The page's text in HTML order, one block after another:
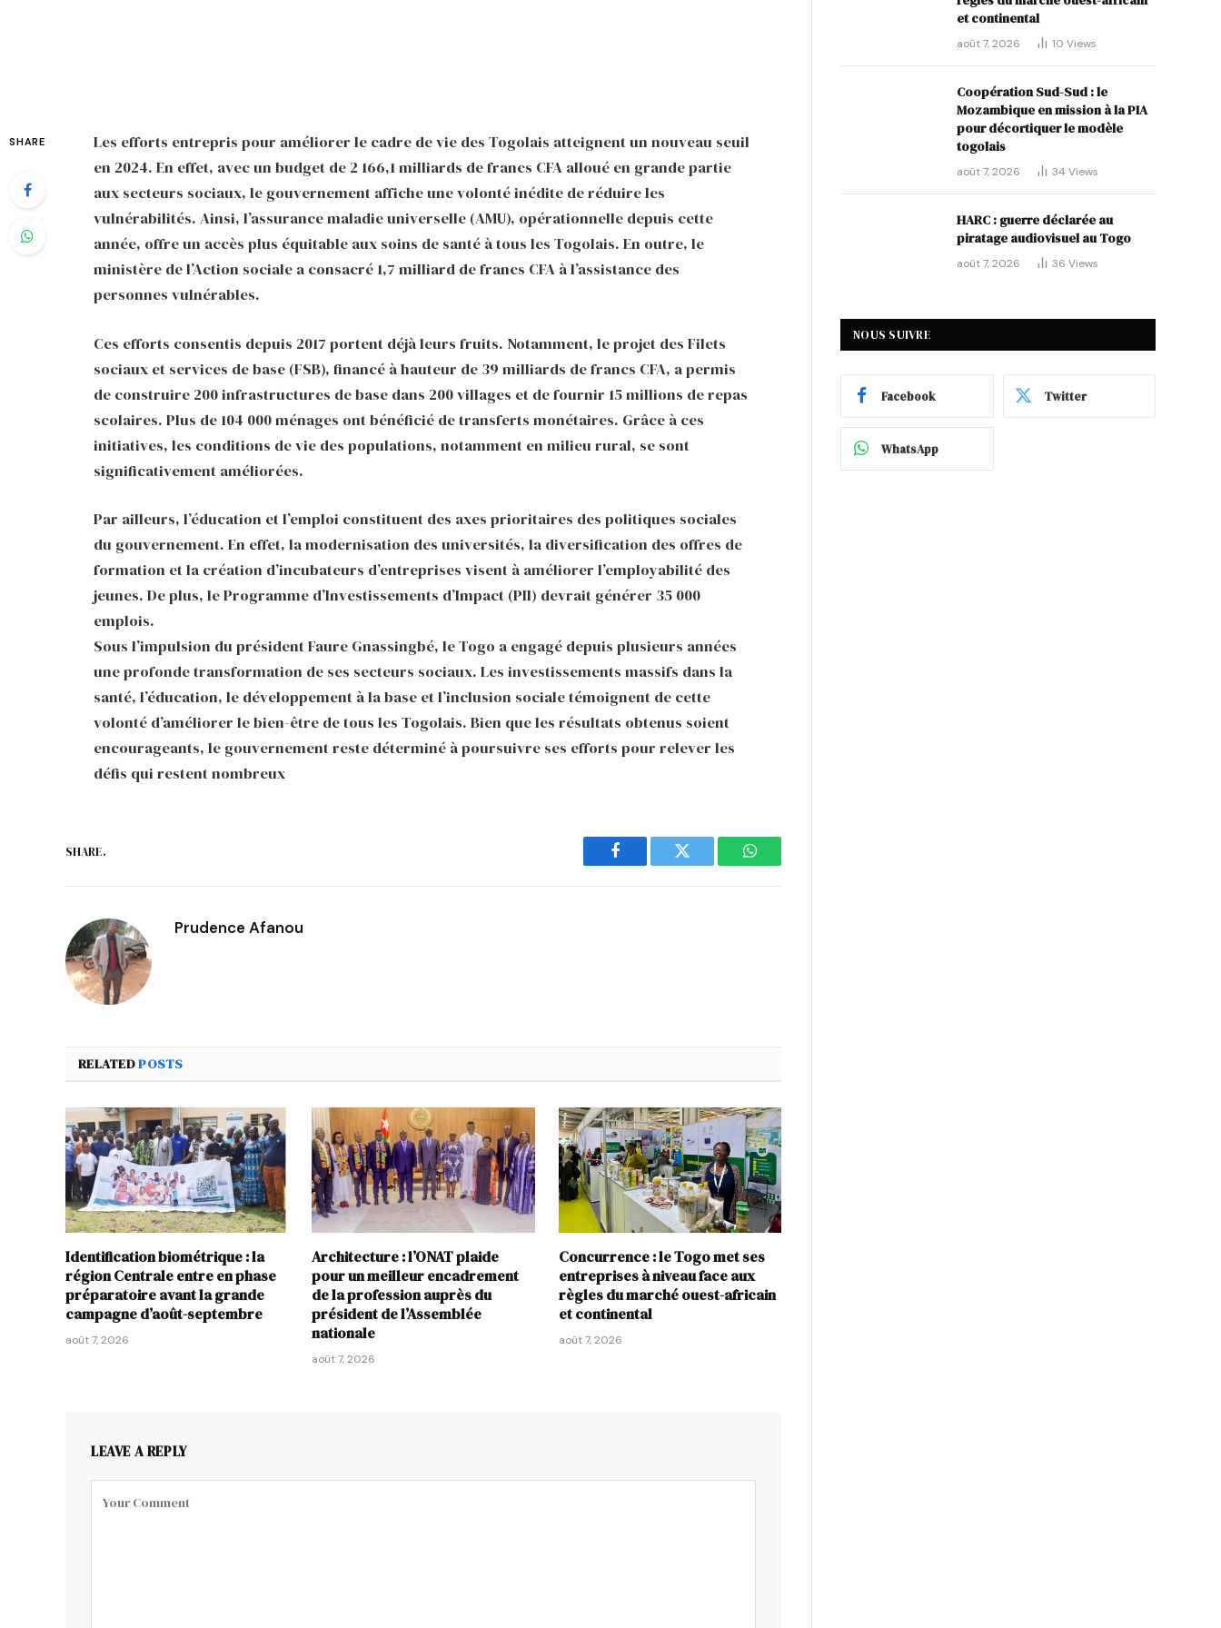
SHARE
Les efforts entrepris pour améliorer le cadre de vie des Togolais atteignent un nouveau seuil
en 2024. En effet, avec un budget de 2 166,1 milliards de francs CFA alloué en grande partie
aux secteurs sociaux, le gouvernement affiche une volonté inédite de réduire les
vulnérabilités. Ainsi, l’assurance maladie universelle (AMU), opérationnelle depuis cette
année, offre un accès plus équitable aux soins de santé à tous les Togolais. En outre, le
ministère de l’Action sociale a consacré 1,7 milliard de francs CFA à l’assistance des
personnes vulnérables.
Ces efforts consentis depuis 2017 portent déjà leurs fruits. Notamment, le projet des Filets
sociaux et services de base (FSB), financé à hauteur de 39 milliards de francs CFA, a permis
de construire 200 infrastructures de base dans 200 villages et de fournir 15 millions de repas
scolaires. Plus de 104 000 ménages ont bénéficié de transferts monétaires. Grâce à ces
initiatives, les conditions de vie des populations, notamment en milieu rural, se sont
significativement améliorées.
Par ailleurs, l’éducation et l’emploi constituent des axes prioritaires des politiques sociales
du gouvernement. En effet, la modernisation des universités, la diversification des offres de
formation et la création d’incubateurs d’entreprises visent à améliorer l’employabilité des
jeunes. De plus, le Programme d’Investissements d’Impact (PII) devrait générer 35 000
emplois.
Sous l’impulsion du président Faure Gnassingbé, le Togo a engagé depuis plusieurs années
une profonde transformation de ses secteurs sociaux. Les investissements massifs dans la
santé, l’éducation, le développement à la base et l’inclusion sociale témoignent de cette
volonté d’améliorer le bien-être de tous les Togolais. Bien que les résultats obtenus soient
encourageants, le gouvernement reste déterminé à poursuivre ses efforts pour relever les
défis qui restent nombreux
SHARE.
Facebook Twitter WhatsApp
Prudence Afanou
RELATEDPOSTS
Identification biométrique : la
région Centrale entre en phase
préparatoire avant la grande
campagne d’août-septembre
août 7, 2026
Architecture : l’ONAT plaide
pour un meilleur encadrement
de la profession auprès du
président de l’Assemblée
nationale
août 7, 2026
Concurrence : le Togo met ses
entreprises à niveau face aux
règles du marché ouest-africain
et continental
août 7, 2026
LEAVE A REPLY
et continental
août 7, 2026 10 Views
Coopération Sud-Sud : le
Mozambique en mission à la PIA
pour décortiquer le modèle
togolais
août 7, 2026 34 Views
HARC : guerre déclarée au
piratage audiovisuel au Togo
août 7, 2026 36 Views
NOUS SUIVRE
Facebook Twitter
WhatsApp